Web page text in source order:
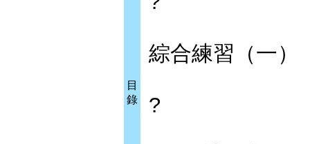
目
錄
綜合練習（一）
?